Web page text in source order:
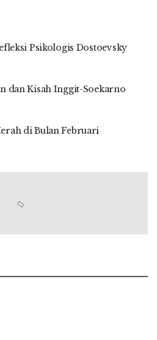
Psikologis Dostoevsky
dan Kisah Inggit-Soekarno
di Bulan Februari